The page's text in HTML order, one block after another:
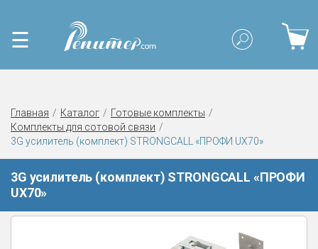
☰
Главная Каталог
Готовые комплекты
Комплекты для сотовой связи
3G усилитель (комплект) STRONGCALL «ПРОФИ UХ70»
3G усилитель (комплект) STRONGCALL «ПРОФИ
UХ70»